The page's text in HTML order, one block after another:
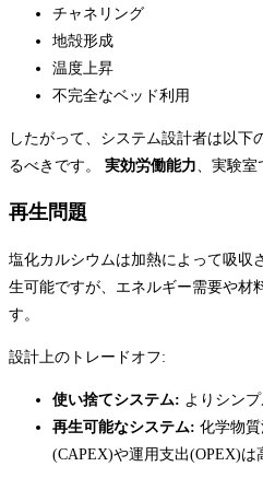
チャネリング
地殻形成
温度上昇
不完全なベッド利用
したがって、システム設計者は以下
るべきです。 実効労働能力、実験室
再生問題
塩化カルシウムは加熱によって吸収
生可能ですが、エネルギー需要や材
す。
設計上のトレードオフ:
使い捨てシステム: よりシン
再生可能なシステム: 化学物
(CAPEX)や運用支出(OPEX)は